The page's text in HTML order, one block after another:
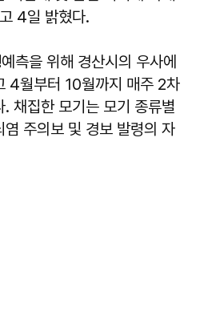
4일 밝혔다.
측을 위해 경산시의 우사에
4월부터 10월까지 매주 2차
채집한 모기는 모기 종류별
주의보 및 경보 발령의 자